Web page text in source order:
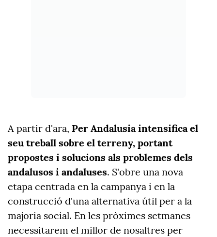
A partir d'ara, Per Andalusia intensifica el
seu treball sobre el terreny, portant
propostes i solucions als problemes dels
andalusos i andaluses. S'obre una nova
etapa centrada en la campanya i en la
construcció d'una alternativa útil per a la
majoria social. En les pròximes setmanes
necessitarem el millor de nosaltres per